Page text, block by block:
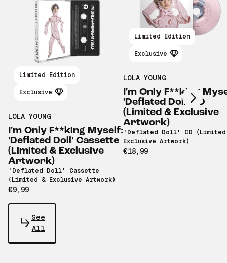
Limited Edition
Exclusive
LOLA YOUNG
I'm Only F**king Myself:
'Deflated Doll' Cassette
(Limited & Exclusive
Artwork)
'Deflated Doll' Cassette
(Limited & Exclusive Artwork)
€9,99
Limited Edition
Exclusive
LOLA YOUNG
I'm Only F**king
'Deflated Doll' CD
(Limited & Exclusive
Artwork)
'Deflated Doll' CD (Limited
Exclusive Artwork)
€18,99
Scroll right
See
All